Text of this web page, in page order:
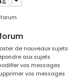
de nouveaux sujets
aux sujets
vos messages
vos messages